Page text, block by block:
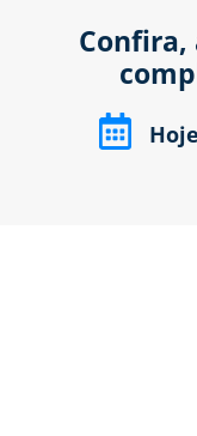
Confira,